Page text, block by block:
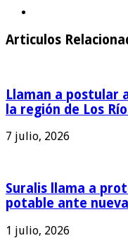
Articulos
Llaman a postular
la región de Los
7 julio, 2026
Suralis llama a
potable ante
1 julio, 2026